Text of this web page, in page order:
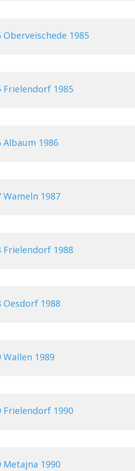
Oberveischede 1985
Frielendorf 1985
Albaum 1986
Wameln 1987
Frielendorf 1988
Oesdorf 1988
Wallen 1989
Frielendorf 1990
Metajna 1990